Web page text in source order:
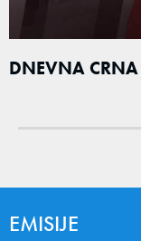
DNEVNA
EMISIJE